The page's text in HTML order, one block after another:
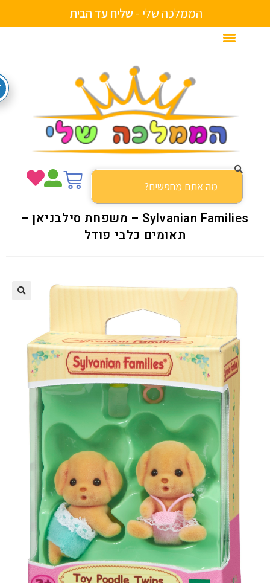
הממלכה שלי - שליח עדהבית מבצ ע
Sylvanian Families – משפחת סילבניאן –
תאומים כלבי פודל